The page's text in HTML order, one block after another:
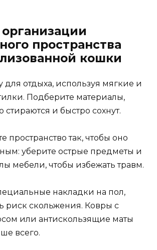
пространства
кошки
для отдыха, используя мягкие и
Подберите материалы,
стираются и быстро сохнут.
пространство так, чтобы оно
уберите острые предметы и
мебели, чтобы избежать травм.
накладки на пол,
риск скольжения. Ковры с
или антискользящие маты
всего.